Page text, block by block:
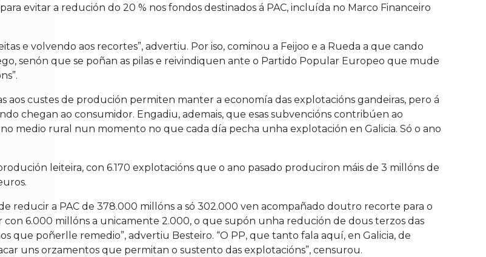
evitar a redución do 20 % nos fondos destinados á PAC, incluída no Marco Financeiro
e volvendo aos recortes”, advertiu. Por iso, cominou a Feijoo e a Rueda a que cando
senón que se poñan as pilas e reivindiquen ante o Partido Popular Europeo que mude
aos custes de produción permiten manter a economía das explotacións gandeiras, pero á
chegan ao consumidor. Engadiu, ademais, que esas subvencións contribúen ao
medio rural nun momento no que cada día pecha unha explotación en Galicia. Só o ano
leiteira, con 6.170 explotacións que o ano pasado produciron máis de 3 millóns de
reducir a PAC de 378.000 millóns a só 302.000 ven acompañado doutro recorte para o
con 6.000 millóns a unicamente 2.000, o que supón unha redución de dous terzos das
que poñerlle remedio”, advertiu Besteiro. “O PP, que tanto fala aquí, en Galicia, de
uns orzamentos que permitan o sustento das explotacións”, censurou.